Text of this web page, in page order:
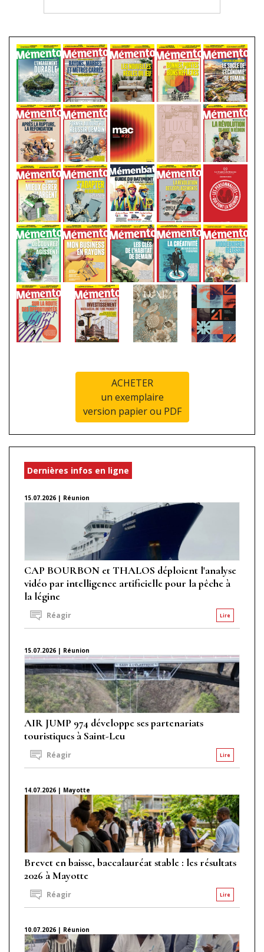
ACHETER
un exemplaire
version papier ou PDF
Dernières infos en ligne
15.07.2026 | Réunion
CAP BOURBON et THALOS déploient l'analyse
vidéo par intelligence artificielle pour la pêche à
la légine
Lire
Réagir
15.07.2026 | Réunion
AIR JUMP 974 développe ses partenariats
touristiques à Saint-Leu
Lire
Réagir
14.07.2026 | Mayotte
Brevet en baisse, baccalauréat stable : les résultats
2026 à Mayotte
Lire
Réagir
10.07.2026 | Réunion